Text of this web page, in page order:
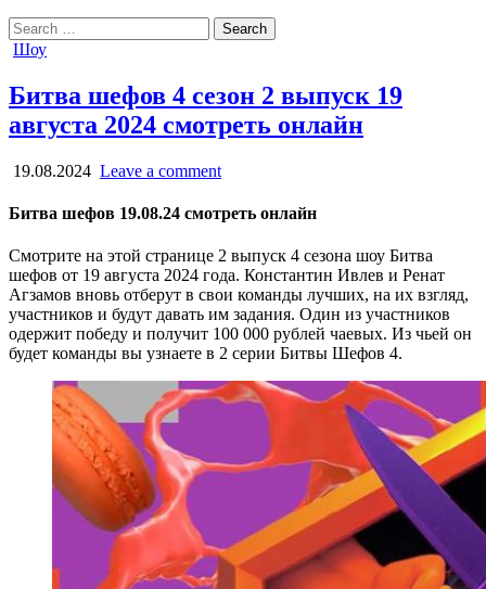
Search
for:
Posted
Шоу
Битва шефов 4 сезон 2 выпуск 19
августа 2024 смотреть онлайн
19.08.2024 Leave a comment
Битва шефов 19.08.24 смотреть онлайн
Смотрите на этой странице 2 выпуск 4 сезона шоу Битва
шефов от 19 августа 2024 года. Константин Ивлев и Ренат
Агзамов вновь отберут в свои команды лучших, на их взгляд,
участников и будут давать им задания. Один из участников
одержит победу и получит 100 000 рублей чаевых. Из чьей он
будет команды вы узнаете в 2 серии Битвы Шефов 4.